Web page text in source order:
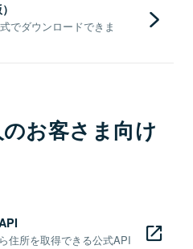
でダウンロードできま
お客さま向け
住所を取得できる公式API